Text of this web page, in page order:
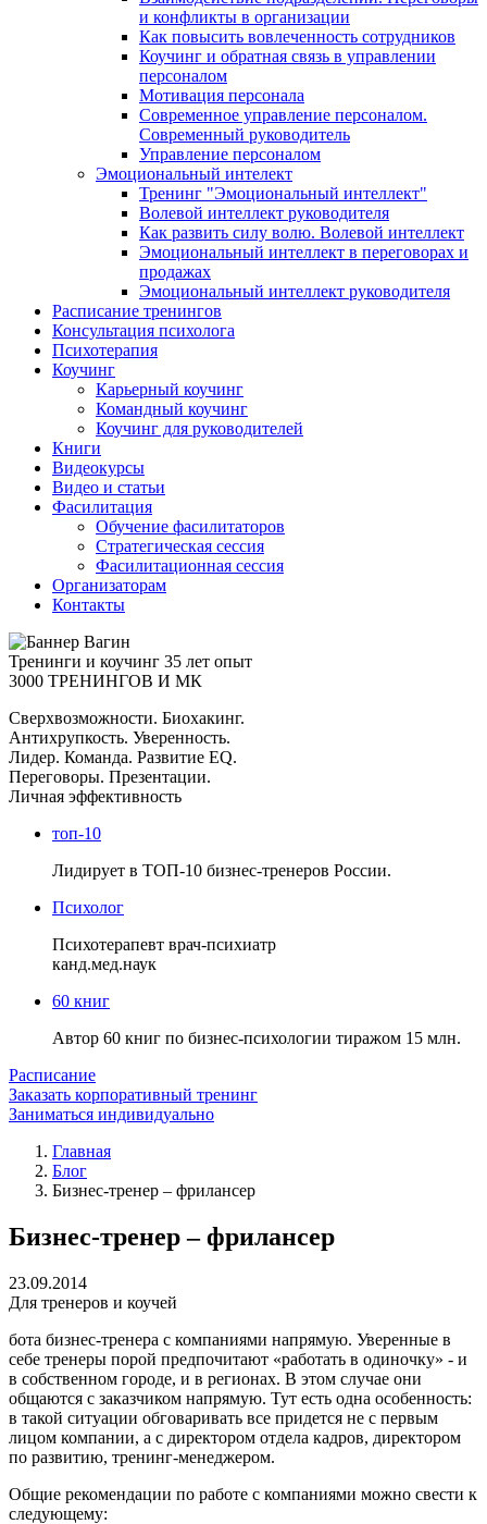
и конфликты в организации
Как повысить вовлеченность сотрудников
Коучинг и обратная связь в управлении
персоналом
Мотивация персонала
Современное управление персоналом.
Современный руководитель
Управление персоналом
Эмоциональный интелект
Тренинг "Эмоциональный интеллект"
Волевой интеллект руководителя
Как развить силу волю. Волевой интеллект
Эмоциональный интеллект в переговорах и
продажах
Эмоциональный интеллект руководителя
Расписание тренингов
Консультация психолога
Психотерапия
Коучинг
Карьерный коучинг
Командный коучинг
Коучинг для руководителей
Книги
Видеокурсы
Видео и статьи
Фасилитация
Обучение фасилитаторов
Стратегическая сессия
Фасилитационная сессия
Организаторам
Контакты
Тренинги и коучинг 35 лет опыт
3000 ТРЕНИНГОВ И МК
Сверхвозможности. Биохакинг.
Антихрупкость. Уверенность.
Лидер. Команда. Развитие EQ.
Переговоры. Презентации.
Личная эффективность
топ-10
Лидирует в ТОП-10 бизнес-тренеров России.
Психолог
Психотерапевт врач-психиатр
канд.мед.наук
60 книг
Автор 60 книг по бизнес-психологии тиражом 15 млн.
Расписание
Заказать корпоративный тренинг
Заниматься индивидуально
Главная
Блог
Бизнес-тренер – фрилансер
Бизнес-тренер – фрилансер
23.09.2014
Для тренеров и коучей
бота бизнес-тренера с компаниями напрямую. Уверенные в
себе тренеры порой предпочитают «работать в одиночку» - и
в собственном городе, и в регионах. В этом случае они
общаются с заказчиком напрямую. Тут есть одна особенность:
в такой ситуации обговаривать все придется не с первым
лицом компании, а с директором отдела кадров, директором
по развитию, тренинг-менеджером.
Общие рекомендации по работе с компаниями можно свести к
следующему: